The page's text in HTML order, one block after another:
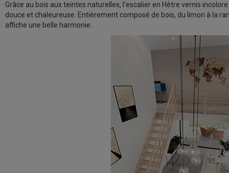
Grâce au bois aux teintes naturelles, l’escalier en Hêtre vernis
douce et chaleureuse. Entièrement composé de bois, du limon à la
affiche une belle harmonie.